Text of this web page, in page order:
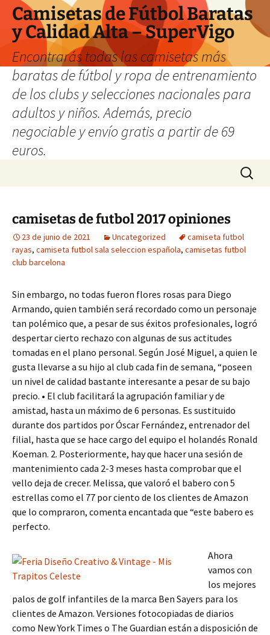
Camisetas de Fútbol Baratas
y Calidad Alta – SuperVigo
Encontrarás todas las camisetas más
baratas de fútbol y ropa de entrenamiento
de los clubs y selecciones nacionales para
adultos y niños. Además, precio
negociable y envío gratis a partir de 69
euros.
Buscar:
camisetas de futbol 2017 opiniones
23 de junio de 2021 Uncategorized
camiseta futbol
rayas, camiseta futbol sala seleccion española, camisetas futbol
club barcelona
Sin embargo, no todas fueron flores rosas para Diego
Armando, quien también será recordado como un personaje
tan polémico que, a pesar de sus éxitos profesionales, logró
despertar cierto rechazo con algunas de sus actitudes
tomadas en el plano personal. Según José Miguel, a quien le
gusta llevarse a su hijo al club cada fin de semana, “poseen
un nivel de calidad bastante interesante a pesar de su bajo
precio. • El club facilitará la agrupación familiar y de
amistad, hasta un máximo de 6 personas. Es sustituido
durante dos partidos por Óscar Fernández, entrenador del
filial, hasta que se hace cargo del equipo el holandés Ronald
Koeman. 2. Posteriormente, hay que hacer una sesión de
mantenimiento cada 2-3 meses hasta comprobar que el
vello deja de crecer. Melissa, que valoró el babero con 5
estrellas como el 77 por ciento de los clientes de Amazon
que lo compraron, comenta encantada que “este babero es
perfecto.
Ahora
vamos con
los mejores
palos de golf infantiles de la marca Ben Sayers para los
clientes de Amazon. Versiones fotocopiadas de diarios
como New York Times o The Guardian están a disposición de